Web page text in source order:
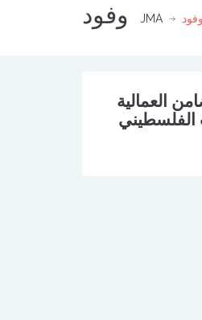
وفود JMA وفود
العمالية
الفلسطيني